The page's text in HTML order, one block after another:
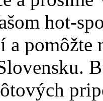
hot-
a